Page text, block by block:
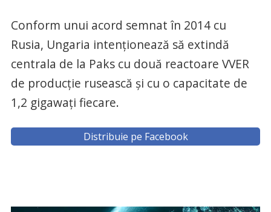
Conform unui acord semnat în 2014 cu
Rusia, Ungaria intenţionează să extindă
centrala de la Paks cu două reactoare VVER
de producţie rusească şi cu o capacitate de
1,2 gigawaţi fiecare.
Distribuie pe Facebook